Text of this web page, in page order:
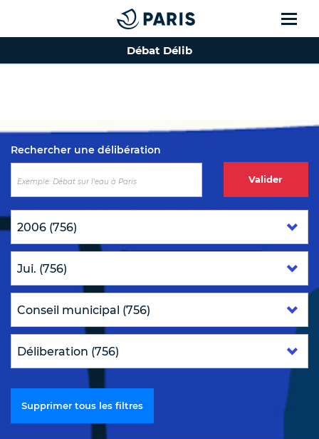
Top of the page
Débat Délib
Rechercher une délibération
Valider
Supprimer tous les filtres